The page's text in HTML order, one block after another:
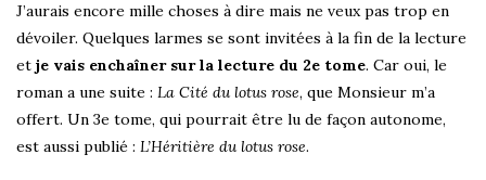
J’aurais encore mille choses à dire mais ne veux pas trop en
dévoiler. Quelques larmes se sont invitées à la fin de la lecture
et je vais enchaîner sur la lecture du 2e tome. Car oui, le
roman a une suite : La Cité du lotus rose, que Monsieur m’a
offert. Un 3e tome, qui pourrait être lu de façon autonome,
est aussi publié : L’Héritière du lotus rose.